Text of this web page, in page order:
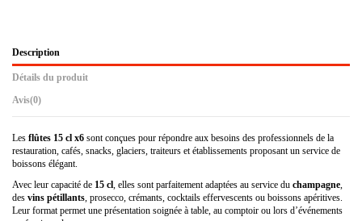
Description
Détails du produit
Avis(0)
Les flûtes 15 cl x6 sont conçues pour répondre aux besoins des professionnels de la
restauration, cafés, snacks, glaciers, traiteurs et établissements proposant un service de
boissons élégant.
Avec leur capacité de 15 cl, elles sont parfaitement adaptées au service du champagne,
des vins pétillants, prosecco, crémants, cocktails effervescents ou boissons apéritives.
Leur format permet une présentation soignée à table, au comptoir ou lors d’événements